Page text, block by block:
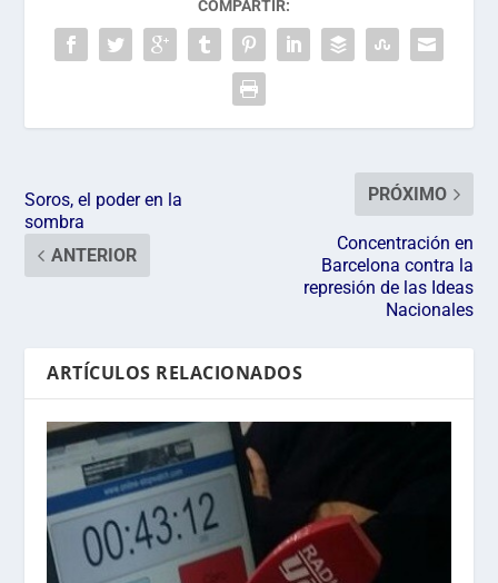
COMPARTIR:
Soros, el poder en la
sombra
ANTERIOR
PRÓXIMO
Concentración en
Barcelona contra la
represión de las Ideas
Nacionales
ARTÍCULOS RELACIONADOS